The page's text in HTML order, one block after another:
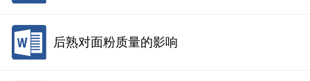
后熟对面粉质量的影响